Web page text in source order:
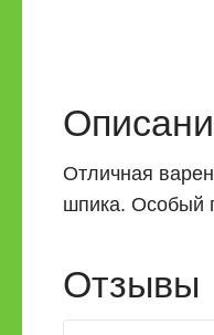
Отличная
шпика. Особый
Отзывы